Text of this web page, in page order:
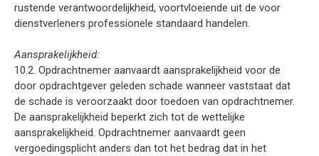
rustende verantwoordelijkheid, voortvloeiende uit de voor
dienstverleners professionele standaard handelen.
Aansprakelijkheid:
10.2. Opdrachtnemer aanvaardt aansprakelijkheid voor de
door opdrachtgever geleden schade wanneer vaststaat dat
de schade is veroorzaakt door toedoen van opdrachtnemer.
De aansprakelijkheid beperkt zich tot de wettelijke
aansprakelijkheid. Opdrachtnemer aanvaardt geen
vergoedingsplicht anders dan tot het bedrag dat in het